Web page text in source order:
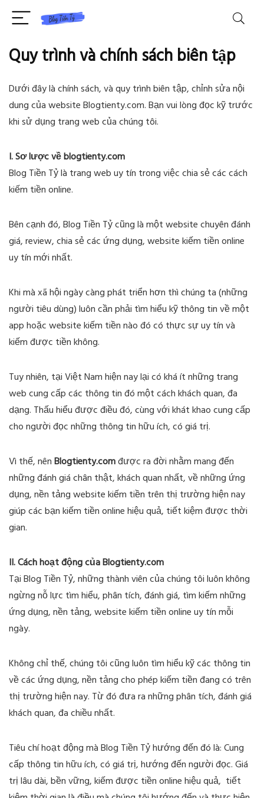
Quy trình và chính sách biên tập
Dưới đây là chính sách, và quy trình biên tập, chỉnh sửa nội
dung của website Blogtienty.com. Bạn vui lòng đọc kỹ trước
khi sử dụng trang web của chúng tôi.
I. Sơ lược về blogtienty.com
Blog Tiền Tỷ là trang web uy tín trong việc chia sẻ các cách
kiếm tiền online.
Bên cạnh đó, Blog Tiền Tỷ cũng là một website chuyên đánh
giá, review, chia sẻ các ứng dụng, website kiếm tiền online
uy tín mới nhất.
Khi mà xã hội ngày càng phát triển hơn thì chúng ta (những
người tiêu dùng) luôn cần phải tìm hiểu kỹ thông tin về một
app hoặc website kiếm tiền nào đó có thực sự uy tín và
kiếm được tiền không.
Tuy nhiên, tại Việt Nam hiện nay lại có khá ít những trang
web cung cấp các thông tin đó một cách khách quan, đa
dạng. Thấu hiểu được điều đó, cùng với khát khao cung cấp
cho người đọc những thông tin hữu ích, có giá trị.
Vì thế, nênBlogtienty.comđược ra đời nhằm mang đến
những đánh giá chân thật, khách quan nhất, về những ứng
dụng, nền tảng website kiếm tiền trên thị trường hiện nay
giúp các bạn kiếm tiền online hiệu quả, tiết kiệm được thời
gian.
II. Cách hoạt động của Blogtienty.com
Tại Blog Tiền Tỷ, những thành viên của chúng tôi luôn không
ngừng nỗ lực tìm hiểu, phân tích, đánh giá, tìm kiếm những
ứng dụng, nền tảng, website kiếm tiền online uy tín mỗi
ngày.
Không chỉ thế, chúng tôi cũng luôn tìm hiểu kỹ các thông tin
về các ứng dụng, nền tảng cho phép kiếm tiền đang có trên
thị trường hiện nay. Từ đó đưa ra những phân tích, đánh giá
khách quan, đa chiều nhất.
Tiêu chí hoạt động mà Blog Tiền Tỷ hướng đến đó là: Cung
cấp thông tin hữu ích, có giá trị, hướng đến người đọc. Giá
trị lâu dài, bền vững, kiếm được tiền online hiệu quả, tiết